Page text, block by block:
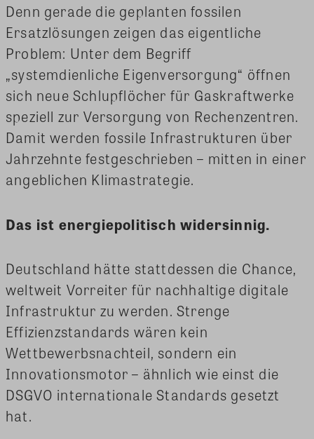
Denn gerade die geplanten fossilen
Ersatzlösungen zeigen das eigentliche
Problem: Unter dem Begriff
„systemdienliche Eigenversorgung“ öffnen
sich neue Schlupflöcher für Gaskraftwerke
speziell zur Versorgung von Rechenzentren.
Damit werden fossile Infrastrukturen über
Jahrzehnte festgeschrieben – mitten in einer
angeblichen Klimastrategie.
Das ist energiepolitisch widersinnig.
Deutschland hätte stattdessen die Chance,
weltweit Vorreiter für nachhaltige digitale
Infrastruktur zu werden. Strenge
Effizienzstandards wären kein
Wettbewerbsnachteil, sondern ein
Innovationsmotor – ähnlich wie einst die
DSGVO internationale Standards gesetzt
hat.